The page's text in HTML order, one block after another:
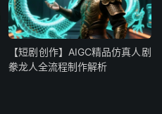
【短剧创作】AIGC精品仿真人剧
豢龙人全流程制作解析